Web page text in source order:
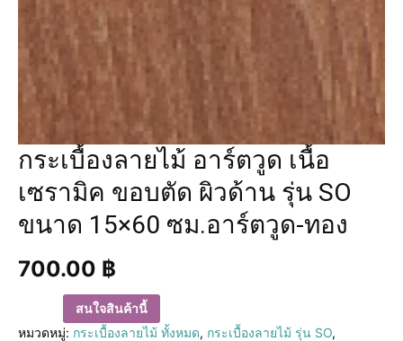
กระเบื้องลายไม้ อาร์ตวูด เนื้อ
เซรามิค ขอบตัด ผิวด้าน รุ่น SO
ขนาด 15×60 ซม.อาร์ตวูด-ทอง
700.00 ฿
สนใจสินค้านี้
หมวดหมู่: กระเบื้องลายไม้ ทั้งหมด, กระเบื้องลายไม้ รุ่น SO,